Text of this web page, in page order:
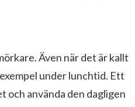
Även när det är kallt
under lunchtid. Ett
och använda den dagligen